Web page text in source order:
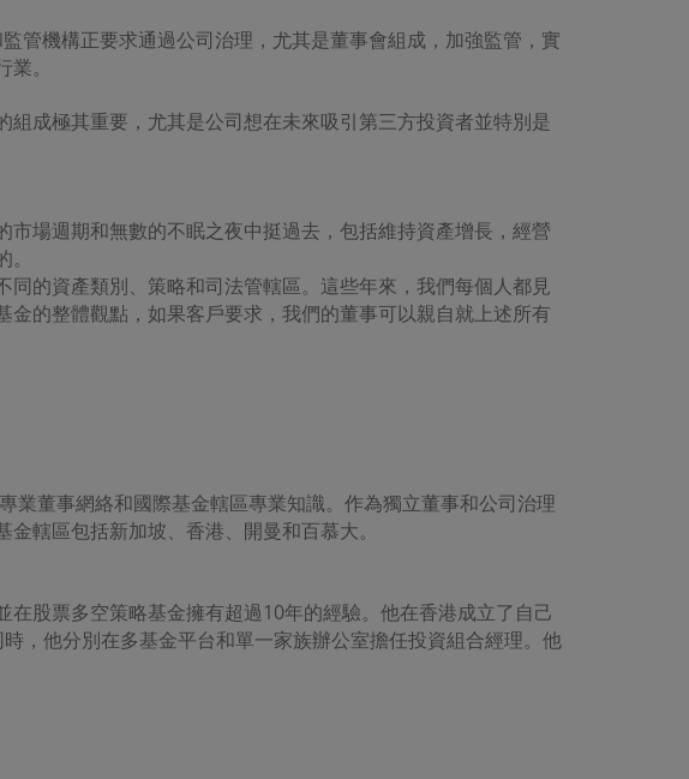
管機構正要求通過公司治理，尤其是董事會組成，加強監管，實
。
成極其重要，尤其是公司想在未來吸引第三方投資者並特別是
場週期和無數的不眠之夜中挺過去，包括維持資產增長，經營
的資產類別、策略和司法管轄區。這些年來，我們每個人都見
的整體觀點，如果客戶要求，我們的董事可以親自就上述所有
業董事網絡和國際基金轄區專業知識。作為獨立董事和公司治理
轄區包括新加坡、香港、開曼和百慕大。
股票多空策略基金擁有超過10年的經驗。他在香港成立了自己
，他分別在多基金平台和單一家族辦公室擔任投資組合經理。他